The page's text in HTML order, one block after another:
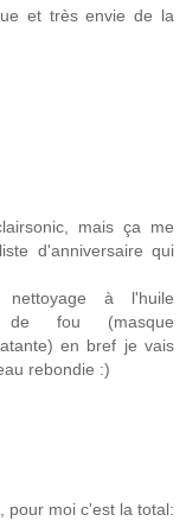
et très envie de la
mais ça me
d'anniversaire qui
à l'huile
de fou (masque
en bref je vais
rebondie :)
pour moi c'est la total: